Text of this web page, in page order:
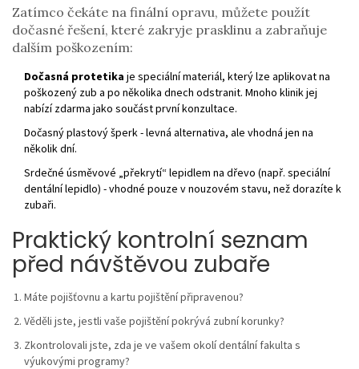
Zatímco čekáte na finální opravu, můžete použít
dočasné řešení, které zakryje prasklinu a zabraňuje
dalším poškozením:
Dočasná protetika je speciální materiál, který lze aplikovat na
poškozený zub a po několika dnech odstranit. Mnoho klinik jej
nabízí zdarma jako součást první konzultace.
Dočasný plastový šperk - levná alternativa, ale vhodná jen na
několik dní.
Srdečné úsměvové „překrytí“ lepidlem na dřevo (např. speciální
dentální lepidlo) - vhodné pouze v nouzovém stavu, než dorazíte k
zubaři.
Praktický kontrolní seznam
před návštěvou zubaře
Máte pojišťovnu a kartu pojištění připravenou?
Věděli jste, jestli vaše pojištění pokrývá zubní korunky?
Zkontrolovali jste, zda je ve vašem okolí dentální fakulta s
výukovými programy?